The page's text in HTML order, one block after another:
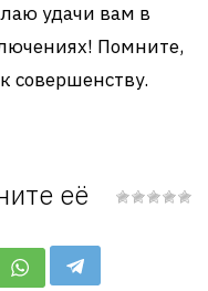
удачи вам в
Помните,
совершенству.
её